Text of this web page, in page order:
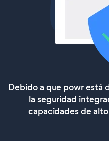
Debido a que powr está
la seguridad
capacidades de